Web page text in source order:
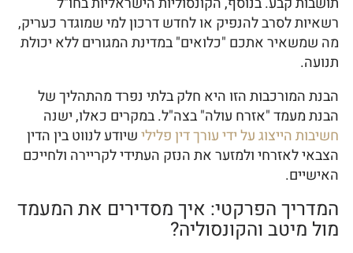
רשאיות לסרב להנפיק או לחדש דרכון למי שמוגדר כעריק,
מה שמשאיר אתכם "כלואים" במדינת המגורים ללא יכולת
תנועה.
הבנת המורכבות הזו היא חלק בלתי נפרד מהתהליך של
הבנת מעמד "אזרח עולה" בצה"ל. במקרים כאלו, ישנה
חשיבות הייצוג על ידי עורך דין פלילישיודע לנווט בין הדין
הצבאי לאזרחי ולמזער את הנזק העתידי לקריירה ולחייכם
האישיים.
המדריך הפרקטי: איך מסדירים את המעמד
מול מיטב והקונסוליה?